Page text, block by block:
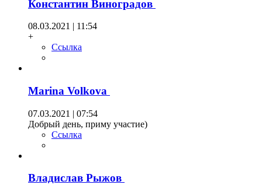
Константин Виноградов
08.03.2021 | 11:54
+
Ссылка
Marina Volkova
07.03.2021 | 07:54
Добрый день, приму участие)
Ссылка
Владислав Рыжов